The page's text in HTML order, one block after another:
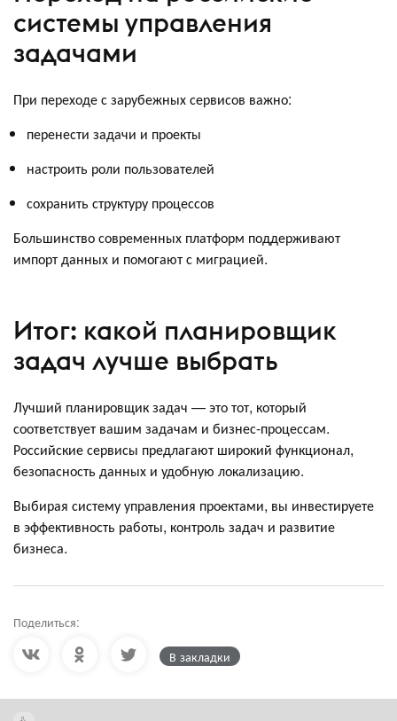
системы управления
задачами
При переходе с зарубежных сервисов важно:
перенести задачи и проекты
настроить роли пользователей
сохранить структуру процессов
Большинство современных платформ поддерживают
импорт данных и помогают с миграцией.
Итог: какой планировщик
задач лучше выбрать
Лучший планировщик задач — это тот, который
соответствует вашим задачам и бизнес-процессам.
Российские сервисы предлагают широкий функционал,
безопасность данных и удобную локализацию.
Выбирая систему управления проектами, вы инвестируете
в эффективность работы, контроль задач и развитие
бизнеса.
Поделиться:
В закладки